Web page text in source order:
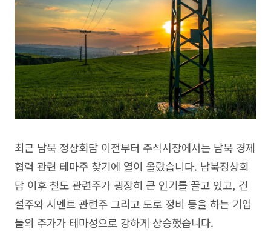
최근 남북 정상회담 이전부터 주식시장에서는 남북 경제
협력 관련 테마주 찾기에 열이 올랐습니다. 남북정상회
담 이후 철도 관련주가 굉장히 큰 인기를 끌고 있고, 건
설주와 시멘트 관련주 그리고 도로 정비 등을 하는 기업
들의 주가가 테마성으로 강하게 상승했습니다.